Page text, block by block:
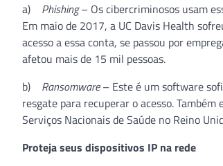
a)
Phishing– Os cibercriminosos usam
Em maio de 2017, a UC Davis Health
acesso a essa conta, se passou por
afetou mais de 15 mil pessoas.
b) Ransomware– Este é um software
resgate para recuperar o acesso.
Serviços Nacionais de Saúde no Reino
Proteja seus dispositivos IP na rede